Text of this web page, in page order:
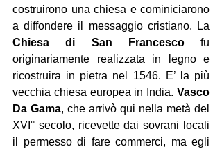
costruirono una chiesa e cominiciarono
Chiesa di San Francesco fu
originariamente realizzata in legno e
ricostruira in pietra nel 1546. E’ la più
vecchia chiesa europea in India. Vasco
Da Gama, che arrivò qui nella metà del
XVI° secolo, ricevette dai sovrani locali
il permesso di fare commerci, ma egli